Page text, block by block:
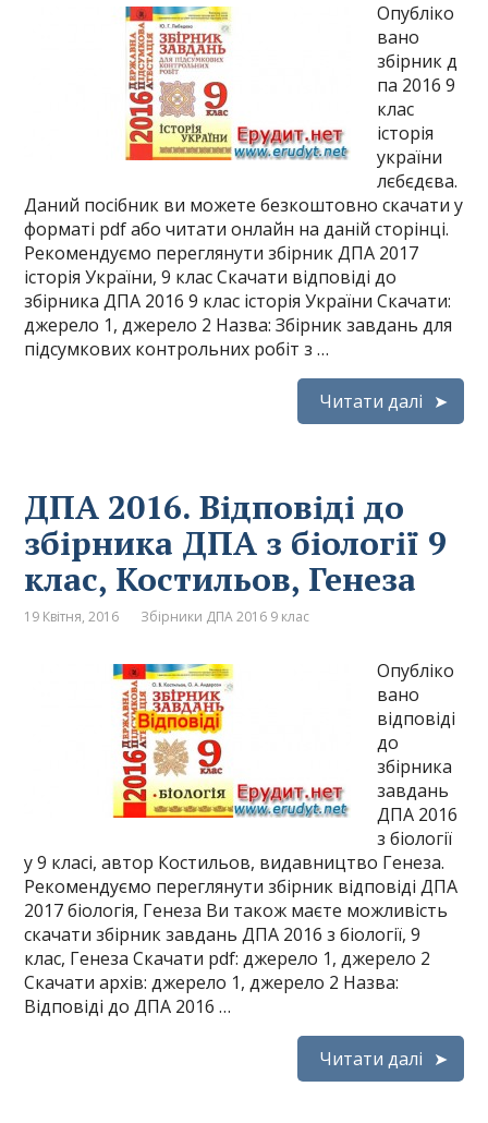
Опубліко
вано
збірник д
па 2016 9
клас
історія
україни
лєбєдєва.
Даний посібник ви можете безкоштовно скачати у
форматі pdf або читати онлайн на даній сторінці.
Рекомендуємо переглянути збірник ДПА 2017
історія України, 9 клас Скачати відповіді до
збірника ДПА 2016 9 клас історія України Скачати:
джерело 1, джерело 2 Назва: Збірник завдань для
підсумкових контрольних робіт з …
Читати далі
ДПА 2016. Відповіді до
збірника ДПА з біології 9
клас, Костильов, Генеза
19 Квітня, 2016 Збірники ДПА 2016 9 клас
Опубліко
вано
відповіді
до
збірника
завдань
ДПА 2016
з біології
у 9 класі, автор Костильов, видавництво Генеза.
Рекомендуємо переглянути збірник відповіді ДПА
2017 біологія, Генеза Ви також маєте можливість
скачати збірник завдань ДПА 2016 з біології, 9
клас, Генеза Скачати pdf: джерело 1, джерело 2
Скачати архів: джерело 1, джерело 2 Назва:
Відповіді до ДПА 2016 …
Читати далі